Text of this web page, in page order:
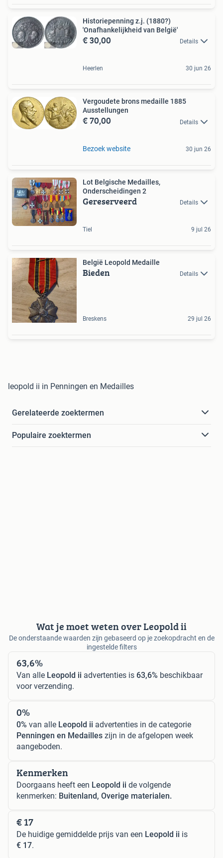
Historiepenning z.j. (1880?)
'Onafhankelijkheid van België'
€ 30,00 Details
Heerlen 30 jun 26
Vergoudete brons medaille 1885
Ausstellungen
€ 70,00 Details
Bezoek website 30 jun 26
Lot Belgische Medailles,
Onderscheidingen 2
Gereserveerd Details
Tiel 9 jul 26
België Leopold Medaille
Bieden Details
Breskens 29 jul 26
leopold ii in Penningen en Medailles
Gerelateerde zoektermen
Populaire zoektermen
Wat je moet weten over Leopold ii
De onderstaande waarden zijn gebaseerd op je zoekopdracht en de
ingestelde filters
63,6%
Van alle Leopold ii advertenties is 63,6% beschikbaar
voor verzending.
0%
0% van alle Leopold ii advertenties in de categorie
Penningen en Medailles zijn in de afgelopen week
aangeboden.
Kenmerken
Doorgaans heeft een Leopold ii de volgende
kenmerken: Buitenland, Overige materialen.
€ 17
De huidige gemiddelde prijs van een Leopold ii is
€ 17.